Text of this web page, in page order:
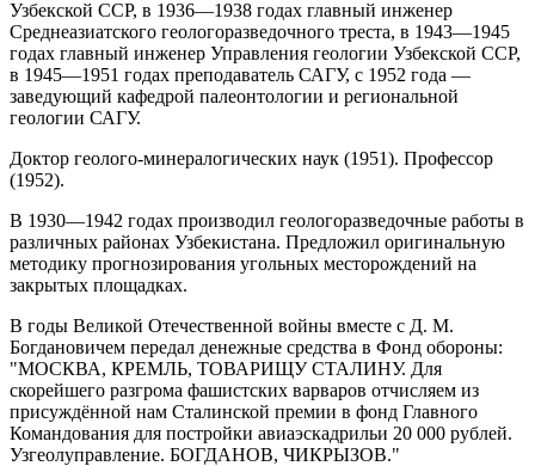
Узбекской ССР, в 1936—1938 годах главный инженер
Среднеазиатского геологоразведочного треста, в 1943—1945
годах главный инженер Управления геологии Узбекской ССР,
в 1945—1951 годах преподаватель САГУ, с 1952 года —
заведующий кафедрой палеонтологии и региональной
геологии САГУ.
Доктор геолого-минералогических наук (1951). Профессор
(1952).
В 1930—1942 годах производил геологоразведочные работы в
различных районах Узбекистана. Предложил оригинальную
методику прогнозирования угольных месторождений на
закрытых площадках.
В годы Великой Отечественной войны вместе с Д. М.
Богдановичем передал денежные средства в Фонд обороны:
МОСКВА, КРЕМЛЬ, ТОВАРИЩУ СТАЛИНУ. Для
скорейшего разгрома фашистских варваров отчисляем из
присуждённой нам Сталинской премии в фонд Главного
Командования для постройки авиаэскадрильи 20 000 рублей.
Узгеолуправление. БОГДАНОВ, ЧИКРЫЗОВ.